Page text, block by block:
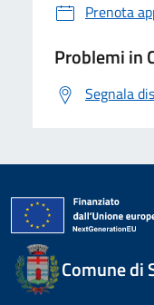
Prenota
Problemi in
Segnala
Comune di